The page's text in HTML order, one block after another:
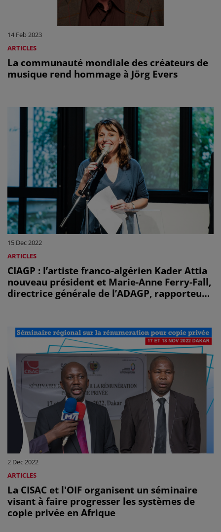
14 Feb 2023
ARTICLES
La communauté mondiale des créateurs de
musique rend hommage à Jörg Evers
15 Dec 2022
ARTICLES
CIAGP : l’artiste franco-algérien Kader Attia
nouveau président et Marie-Anne Ferry-Fall,
directrice générale de l’ADAGP, rapporteur
2 Dec 2022
ARTICLES
La CISAC et l'OIF organisent un séminaire
visant à faire progresser les systèmes de
copie privée en Afrique